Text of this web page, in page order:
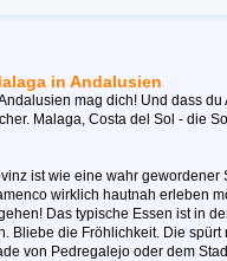
in Andalusien
mag dich! Und dass
Malaga, Costa del Sol - die
ist wie eine wahr
wirklich hautnah erleben
Das typische Essen ist in
Bliebe die Fröhlichkeit. Die
von Pedregalejo oder dem